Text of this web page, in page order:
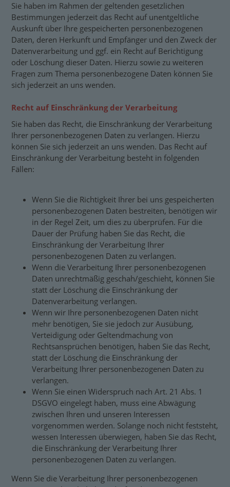
Sie haben im Rahmen der geltenden gesetzlichen
Bestimmungen jederzeit das Recht auf unentgeltliche
Auskunft über Ihre gespeicherten personenbezogenen
Daten, deren Herkunft und Empfänger und den Zweck der
Datenverarbeitung und ggf. ein Recht auf Berichtigung
oder Löschung dieser Daten. Hierzu sowie zu weiteren
Fragen zum Thema personenbezogene Daten können Sie
sich jederzeit an uns wenden.
Recht auf Einschränkung der Verarbeitung
Sie haben das Recht, die Einschränkung der Verarbeitung
Ihrer personenbezogenen Daten zu verlangen. Hierzu
können Sie sich jederzeit an uns wenden. Das Recht auf
Einschränkung der Verarbeitung besteht in folgenden
Fällen:
Wenn Sie die Richtigkeit Ihrer bei uns gespeicherten
personenbezogenen Daten bestreiten, benötigen wir
in der Regel Zeit, um dies zu überprüfen. Für die
Dauer der Prüfung haben Sie das Recht, die
Einschränkung der Verarbeitung Ihrer
personenbezogenen Daten zu verlangen.
Wenn die Verarbeitung Ihrer personenbezogenen
Daten unrechtmäßig geschah/geschieht, können Sie
statt der Löschung die Einschränkung der
Datenverarbeitung verlangen.
Wenn wir Ihre personenbezogenen Daten nicht
mehr benötigen, Sie sie jedoch zur Ausübung,
Verteidigung oder Geltendmachung von
Rechtsansprüchen benötigen, haben Sie das Recht,
statt der Löschung die Einschränkung der
Verarbeitung Ihrer personenbezogenen Daten zu
verlangen.
Wenn Sie einen Widerspruch nach Art. 21 Abs. 1
DSGVO eingelegt haben, muss eine Abwägung
zwischen Ihren und unseren Interessen
vorgenommen werden. Solange noch nicht feststeht,
wessen Interessen überwiegen, haben Sie das Recht,
die Einschränkung der Verarbeitung Ihrer
personenbezogenen Daten zu verlangen.
Wenn Sie die Verarbeitung Ihrer personenbezogenen